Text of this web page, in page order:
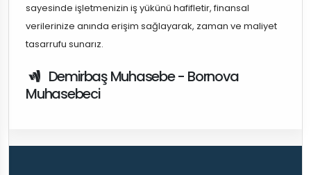
sayesinde işletmenizin iş yükünü hafifletir, finansal
verilerinize anında erişim sağlayarak, zaman ve maliyet
tasarrufu sunarız.
Demirbaş Muhasebe - Bornova
Muhasebeci